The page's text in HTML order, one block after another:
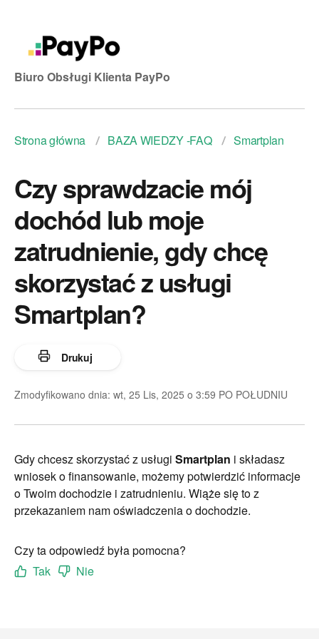
Biuro Obsługi Klienta PayPo
Strona główna BAZA WIEDZY -FAQ Smartplan
Czy sprawdzacie mój
dochód lub moje
zatrudnienie, gdy chcę
skorzystać z usługi
Smartplan?
Drukuj
Zmodyfikowano dnia: wt, 25 Lis, 2025 o 3:59 PO POŁUDNIU
Gdy chcesz skorzystać z usługi Smartplan i składasz
wniosek o finansowanie, możemy potwierdzić informacje
o Twoim dochodzie i zatrudnieniu. Wiąże się to z
przekazaniem nam oświadczenia o dochodzie.
Czy ta odpowiedź była pomocna?
Tak
Nie